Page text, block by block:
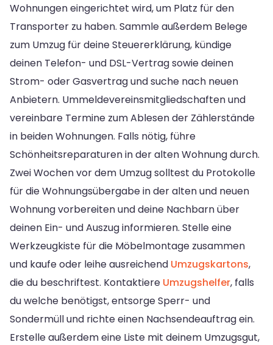
Wohnungen eingerichtet wird, um Platz für den
Transporter zu haben. Sammle außerdem Belege
zum Umzug für deine Steuererklärung, kündige
deinen Telefon- und DSL-Vertrag sowie deinen
Strom- oder Gasvertrag und suche nach neuen
Anbietern. Ummeldevereinsmitgliedschaften und
vereinbare Termine zum Ablesen der Zählerstände
in beiden Wohnungen. Falls nötig, führe
Schönheitsreparaturen in der alten Wohnung durch.
Zwei Wochen vor dem Umzug solltest du Protokolle
für die Wohnungsübergabe in der alten und neuen
Wohnung vorbereiten und deine Nachbarn über
deinen Ein- und Auszug informieren. Stelle eine
Werkzeugkiste für die Möbelmontage zusammen
und kaufe oder leihe ausreichend Umzugskartons,
die du beschriftest. Kontaktiere Umzugshelfer, falls
du welche benötigst, entsorge Sperr- und
Sondermüll und richte einen Nachsendeauftrag ein.
Erstelle außerdem eine Liste mit deinem Umzugsgut,